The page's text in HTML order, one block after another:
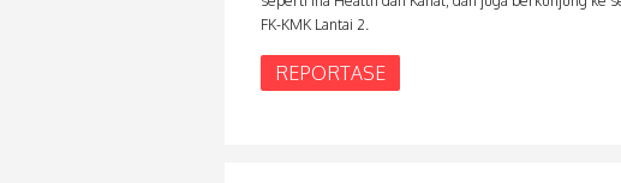
FK-KMK Lantai 2.
REPORTASE